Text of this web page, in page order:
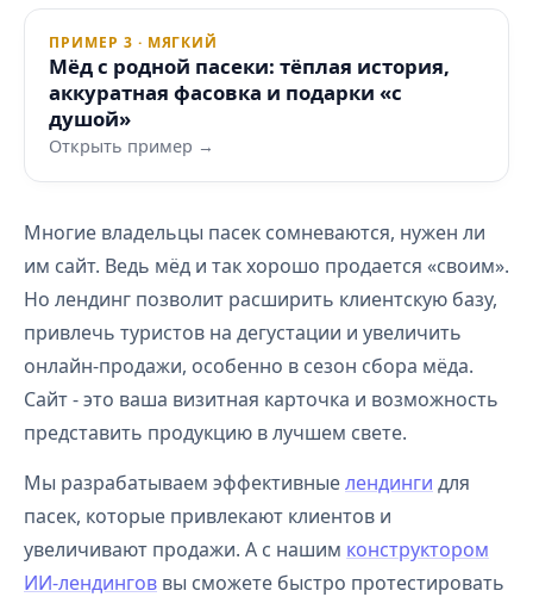
ПРИМЕР 3 · МЯГКИЙ
Мёд с родной пасеки: тёплая история,
аккуратная фасовка и подарки «с
душой»
Открыть пример →
Многие владельцы пасек сомневаются, нужен ли
им сайт. Ведь мёд и так хорошо продается «своим».
Но лендинг позволит расширить клиентскую базу,
привлечь туристов на дегустации и увеличить
онлайн-продажи, особенно в сезон сбора мёда.
Сайт - это ваша визитная карточка и возможность
представить продукцию в лучшем свете.
Мы разрабатываем эффективныелендинги для
пасек, которые привлекают клиентов и
увеличивают продажи. А с нашим конструктором
ИИ-лендингов вы сможете быстро протестировать